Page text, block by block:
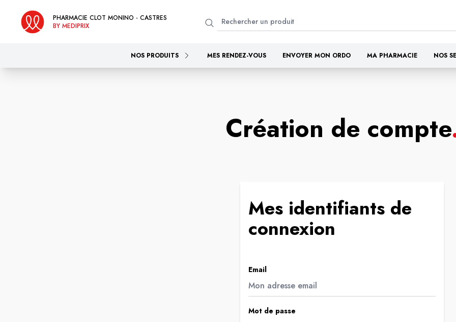
PHARMACIE CLOT MONINO - CASTRES
BY MEDIPRIX
NOS PRODUITS MES RENDEZ-VOUS ENVOYER MON ORDO MA PHARMACIE NOS
Création de compte
Mes identifiants de
connexion
Email
Mot de passe